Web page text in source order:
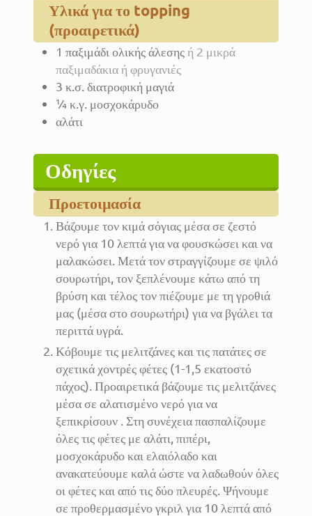
Υλικά για το topping
(προαιρετικά)
1 παξιμάδι ολικής άλεσηςή 2 μικρά
παξιμαδάκια ή φρυγανιές
3 κ.σ.διατροφική μαγιά
¼κ.γ. μοσχοκάρυδο
αλάτι
Οδηγίες
Προετοιμασία
Βάζουμε τον κιμά σόγιας μέσα σε ζεστό
νερό για 10 λεπτά για να φουσκώσει και να
μαλακώσει. Μετά τον στραγγίζουμε σε ψιλό
σουρωτήρι, τον ξεπλένουμε κάτω από τη
βρύση και τέλος τον πιέζουμε με τη γροθιά
μας (μέσα στο σουρωτήρι) για να βγάλει τα
περιττά υγρά.
Κόβουμε τις μελιτζάνες και τις πατάτες σε
σχετικά χοντρές φέτες (1-1,5 εκατοστό
πάχος). Προαιρετικά βάζουμε τις μελιτζάνες
μέσα σε αλατισμένο νερό για να
ξεπικρίσουν . Στη συνέχεια πασπαλίζουμε
όλες τις φέτες με αλάτι, πιπέρι,
μοσχοκάρυδο και ελαιόλαδο και
ανακατεύουμε καλά ώστε να λαδωθούν όλες
οι φέτες και από τις δύο πλευρές. Ψήνουμε
σε προθερμασμένο γκριλ για 10 λεπτά από